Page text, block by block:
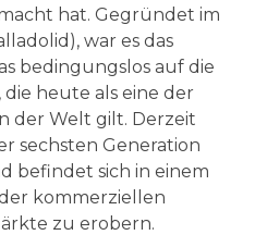
hat. Gegründet im
war es das
bedingungslos auf die
heute als eine der
der Welt gilt. Derzeit
sechsten Generation
befindet sich in einem
kommerziellen
zu erobern.